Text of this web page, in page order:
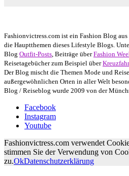
Fashionvictress.com ist ein Fashion Blog
die Hauptthemen dieses Lifestyle Blogs.
Blog Outfit-Posts, Beiträge überFashion
Reisetagebücher zum Beispiel über
Der Blog mischt die Themen Mode und
außergewöhnlichen Orten in aller Welt
Blog / Reiseblog wurde 2009 von der
Facebook
Instagram
Youtube
Fashionvictress.com verwendet
stimmen Sie der Verwendung von
zu.OkDatenschutzerklärung